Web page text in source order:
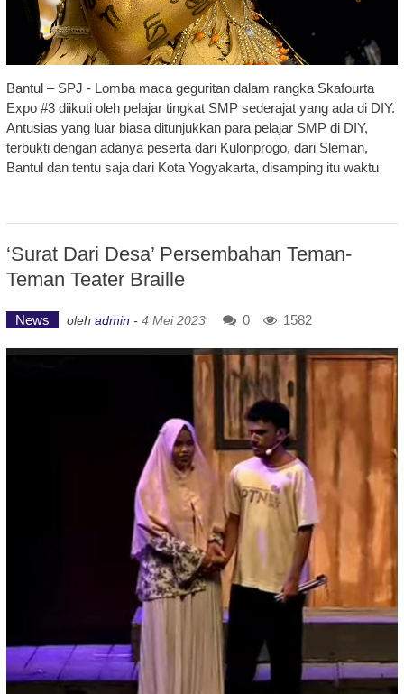
Bantul – SPJ - Lomba maca geguritan dalam rangka Skafourta
Expo #3 diikuti oleh pelajar tingkat SMP sederajat yang ada di DIY.
Antusias yang luar biasa ditunjukkan para pelajar SMP di DIY,
terbukti dengan adanya peserta dari Kulonprogo, dari Sleman,
Bantul dan tentu saja dari Kota Yogyakarta, disamping itu waktu
‘Surat Dari Desa’ Persembahan Teman-
Teman Teater Braille
News oleh admin - 4 Mei 2023 0 1582